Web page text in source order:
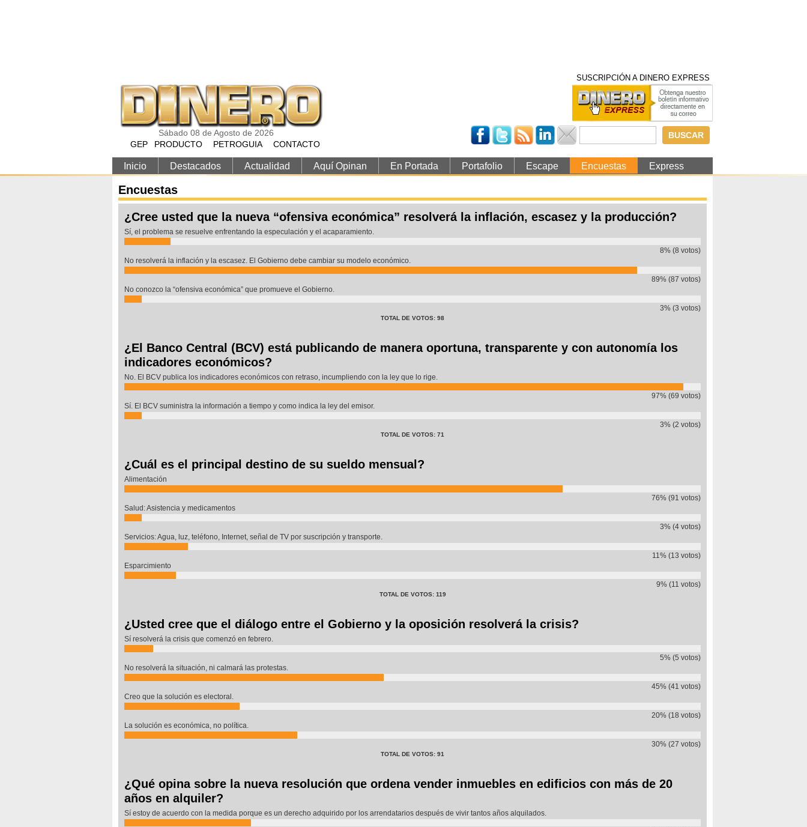
Sábado 08 de Agosto de 2026
SUSCRIPCIÓN A DINERO EXPRESS
Formulario de
búsqueda
GEP PRODUCTO PETROGUIA CONTACTO
Inicio Destacados Actualidad Aquí Opinan En Portada Portafolio Escape Encuestas Express
Encuestas
¿Cree usted que la nueva “ofensiva económica” resolverá la inflación, escasez y la producción?
Sí, el problema se resuelve enfrentando la especulación y el acaparamiento.
8% (8 votos)
No resolverá la inflación y la escasez. El Gobierno debe cambiar su modelo económico.
89% (87 votos)
No conozco la “ofensiva económica” que promueve el Gobierno.
3% (3 votos)
TOTAL DE VOTOS: 98
¿El Banco Central (BCV) está publicando de manera oportuna, transparente y con autonomía los
indicadores económicos?
No. El BCV publica los indicadores económicos con retraso, incumpliendo con la ley que lo rige.
97% (69 votos)
Sí. El BCV suministra la información a tiempo y como indica la ley del emisor.
3% (2 votos)
TOTAL DE VOTOS: 71
¿Cuál es el principal destino de su sueldo mensual?
Alimentación
76% (91 votos)
Salud: Asistencia y medicamentos
3% (4 votos)
Servicios: Agua, luz, teléfono, Internet, señal de TV por suscripción y transporte.
11% (13 votos)
Esparcimiento
9% (11 votos)
TOTAL DE VOTOS: 119
¿Usted cree que el diálogo entre el Gobierno y la oposición resolverá la crisis?
Sí resolverá la crisis que comenzó en febrero.
5% (5 votos)
No resolverá la situación, ni calmará las protestas.
45% (41 votos)
Creo que la solución es electoral.
20% (18 votos)
La solución es económica, no política.
30% (27 votos)
TOTAL DE VOTOS: 91
¿Qué opina sobre la nueva resolución que ordena vender inmuebles en edificios con más de 20
años en alquiler?
Sí estoy de acuerdo con la medida porque es un derecho adquirido por los arrendatarios después de vivir tantos años alquilados.